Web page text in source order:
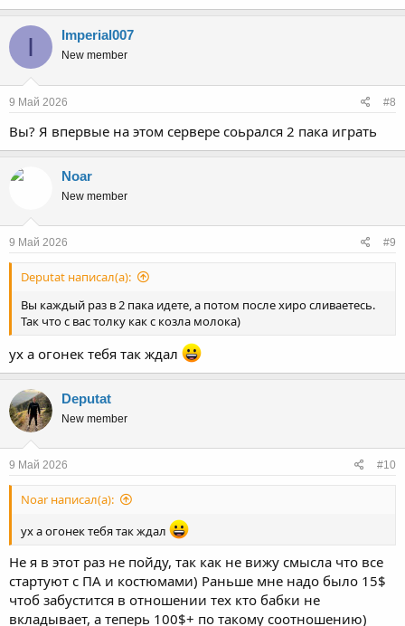
I Imperial007
New member
9 Май 2026 #8
Вы? Я впервые на этом сервере соьрался 2 пака играть
Noar
New member
9 Май 2026 #9
Deputat написал(а):
Вы каждый раз в 2 пака идете, а потом после хиро сливаетесь.
Так что с вас толку как с козла молока)
ух а огонек тебя так ждал
Deputat
New member
9 Май 2026 #10
Noar написал(а):
ух а огонек тебя так ждал
Не я в этот раз не пойду, так как не вижу смысла что все
стартуют с ПА и костюмами) Раньше мне надо было 15$
чтоб забустится в отношении тех кто бабки не
вкладывает, а теперь 100$+ по такому соотношению)